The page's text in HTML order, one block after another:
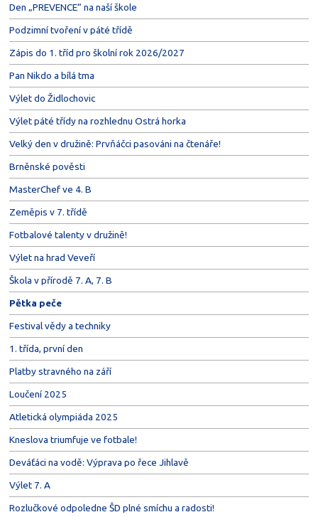
Den „PREVENCE“ na naší škole
Podzimní tvoření v páté třídě
Zápis do 1. tříd pro školní rok 2026/2027
Pan Nikdo a bílá tma
Výlet do Židlochovic
Výlet páté třídy na rozhlednu Ostrá horka
Velký den v družině: Prvňáčci pasováni na čtenáře!
Brněnské pověsti
MasterChef ve 4. B
Zeměpis v 7. třídě
Fotbalové talenty v družině!
Výlet na hrad Veveří
Škola v přírodě 7. A, 7. B
Pětka peče
Festival vědy a techniky
1. třída, první den
Platby stravného na září
Loučení 2025
Atletická olympiáda 2025
Kneslova triumfuje ve fotbale!
Deváťáci na vodě: Výprava po řece Jihlavě
Výlet 7. A
Rozlučkové odpoledne ŠD plné smíchu a radosti!